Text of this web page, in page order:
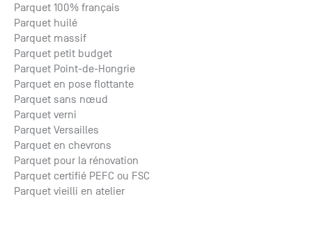
Parquet 100% français
Parquet huilé
Parquet massif
Parquet petit budget
Parquet Point-de-Hongrie
Parquet en pose flottante
Parquet sans nœud
Parquet verni
Parquet Versailles
Parquet en chevrons
Parquet pour la rénovation
Parquet certifié PEFC ou FSC
Parquet vieilli en atelier